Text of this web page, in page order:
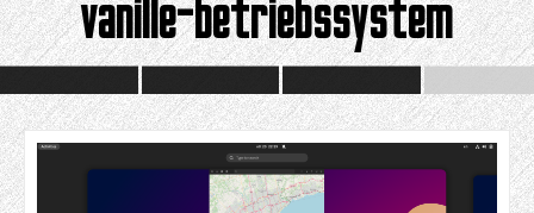
vanille-betriebssystem